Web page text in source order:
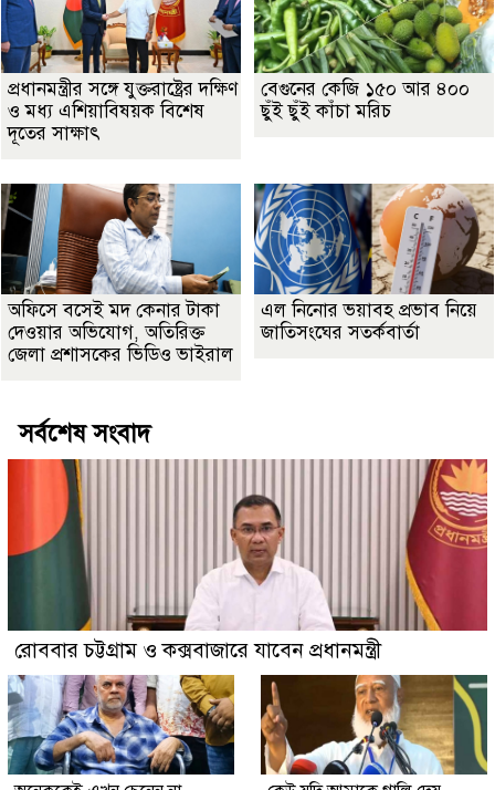
প্রধানমন্ত্রীর সঙ্গে যুক্তরাষ্ট্রের দক্ষিণ
ও মধ্য এশিয়াবিষয়ক বিশেষ
দূতের সাক্ষাৎ
বেগুনের কেজি ১৫০ আর ৪০০
ছুঁই ছুঁই কাঁচা মরিচ
অফিসে বসেই মদ কেনার টাকা
দেওয়ার অভিযোগ, অতিরিক্ত
জেলা প্রশাসকের ভিডিও ভাইরাল
এল নিনোর ভয়াবহ প্রভাব নিয়ে
জাতিসংঘের সতর্কবার্তা
সর্বশেষ সংবাদ
রোববার চট্টগ্রাম ও কক্সবাজারে যাবেন প্রধানমন্ত্রী